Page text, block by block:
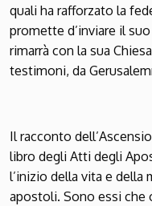
quali ha rafforzato la
promette d’inviare il
rimarrà con la sua
testimoni, da
Il racconto
libro degli Atti degli
l’inizio della vita e della
apostoli. Sono essi che